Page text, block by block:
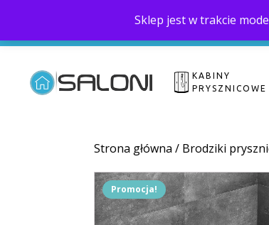
Sklep jest w trakcie
KABINY
PRYSZNICOWE
Strona główna / Brodziki
Promocja!